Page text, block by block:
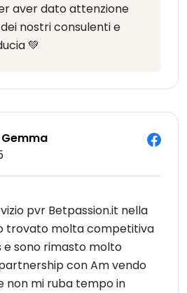
aver dato attenzione
nostri consulenti e
💚
pvr Betpassion.it nella
trovato molta competitiva
e sono rimasto molto
con Am vendo
non mi ruba tempo in